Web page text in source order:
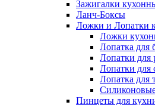
Зажигалки
Ланч-Боксы
Ложки и Лопатки
Ложки
Лопатка для
Лопатки для
Лопатки для
Лопатка для
Пинцеты для